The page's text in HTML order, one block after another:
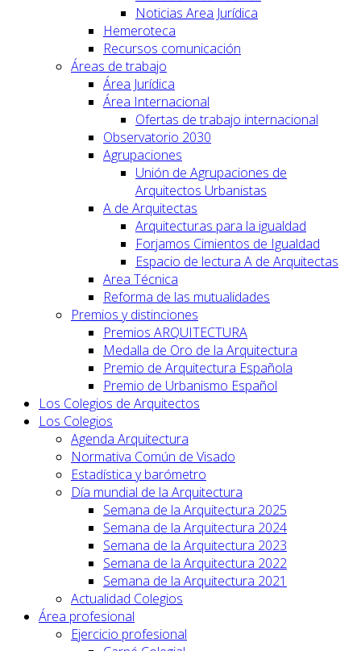
Noticias Area Jurídica
Hemeroteca
Recursos comunicación
Áreas de trabajo
Área Jurídica
Área Internacional
Ofertas de trabajo internacional
Observatorio 2030
Agrupaciones
Unión de Agrupaciones de
Arquitectos Urbanistas
A de Arquitectas
Arquitecturas para la igualdad
Forjamos Cimientos de Igualdad
Espacio de lectura A de Arquitectas
Area Técnica
Reforma de las mutualidades
Premios y distinciones
Premios ARQUITECTURA
Medalla de Oro de la Arquitectura
Premio de Arquitectura Española
Premio de Urbanismo Español
Los Colegios de Arquitectos
Los Colegios
Agenda Arquitectura
Normativa Común de Visado
Estadística y barómetro
Día mundial de la Arquitectura
Semana de la Arquitectura 2025
Semana de la Arquitectura 2024
Semana de la Arquitectura 2023
Semana de la Arquitectura 2022
Semana de la Arquitectura 2021
Actualidad Colegios
Área profesional
Ejercicio profesional